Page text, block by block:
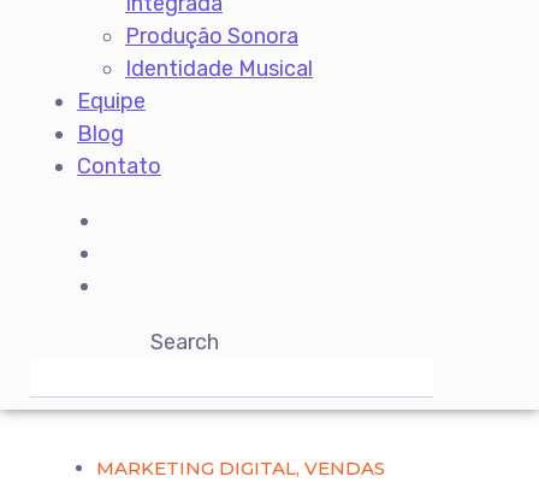
Produção Sonora
Identidade Musical
Equipe
Blog
Contato
Search
MARKETING DIGITAL, VENDAS